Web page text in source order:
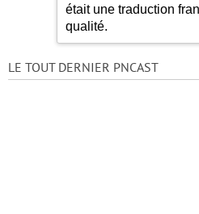
était une traduction
qualité.
LE TOUT DERNIER PNCAST